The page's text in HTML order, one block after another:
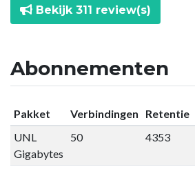
Bekijk 311 review(s)
Abonnementen
Pakket Verbindingen Retentie
UNL
Gigabytes
50 4353